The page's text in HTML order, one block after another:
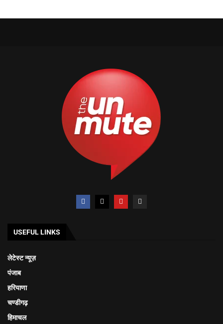
USEFUL LINKS
लेटेस्ट न्यूज़
पंजाब
हरियाणा
चण्डीगढ़
हिमाचल